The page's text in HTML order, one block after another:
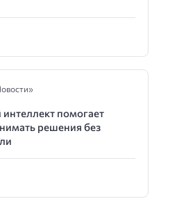
интеллект помогает
решения без